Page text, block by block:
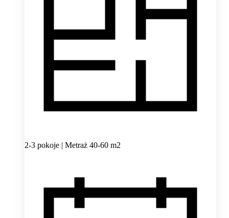
2-3 pokoje | Metraż 40-60 m2